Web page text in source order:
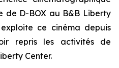
de D-BOX au B&B Liberty
ce cinéma depuis
repris les activités de
Center.